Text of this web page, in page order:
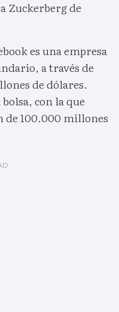
Zuckerberg de
es una empresa
a través de
de dólares.
con la que
de 100.000 millones